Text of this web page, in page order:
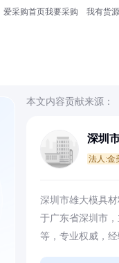
爱采购首页我要采购 我有货源
本文内容贡献来源：
深圳
法人:金
深圳市雄大模具
于广东省深圳市
等，专业权威，经